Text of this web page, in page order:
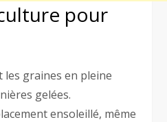
pour
les graines en pleine
gelées.
ensoleillé, même